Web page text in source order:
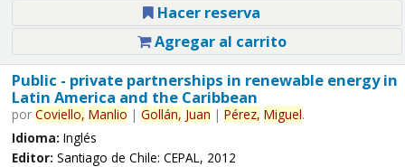
Hacer reserva
Agregar al carrito
Public - private partnerships in renewable energy in
Latin America and the Caribbean
por Coviello, Manlio | Gollán, Juan | Pérez, Miguel.
Idioma: Inglés
Editor: Santiago de Chile: CEPAL, 2012